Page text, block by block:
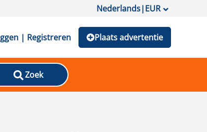
Nederlands|EUR
| Registreren Plaats advertentie
Zoek